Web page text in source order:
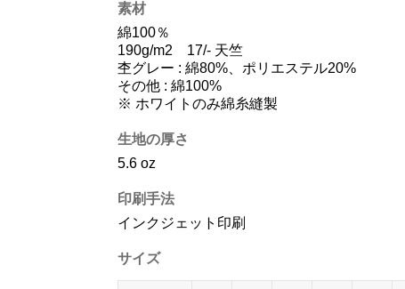
素材
綿100％
190g/m2 17/- 天竺
杢グレー : 綿80%、ポリエステル20%
その他 : 綿100%
※ ホワイトのみ綿糸縫製
生地の厚さ
5.6 oz
印刷手法
インクジェット印刷
サイズ